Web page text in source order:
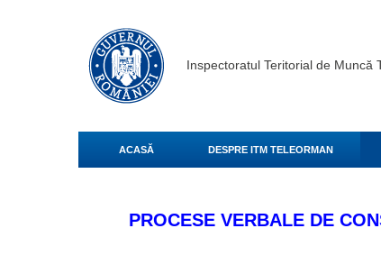
Inspectoratul Teritorial de Muncă
ACASĂ DESPRE ITM TELEORMAN
PROCESE VERBALE DE